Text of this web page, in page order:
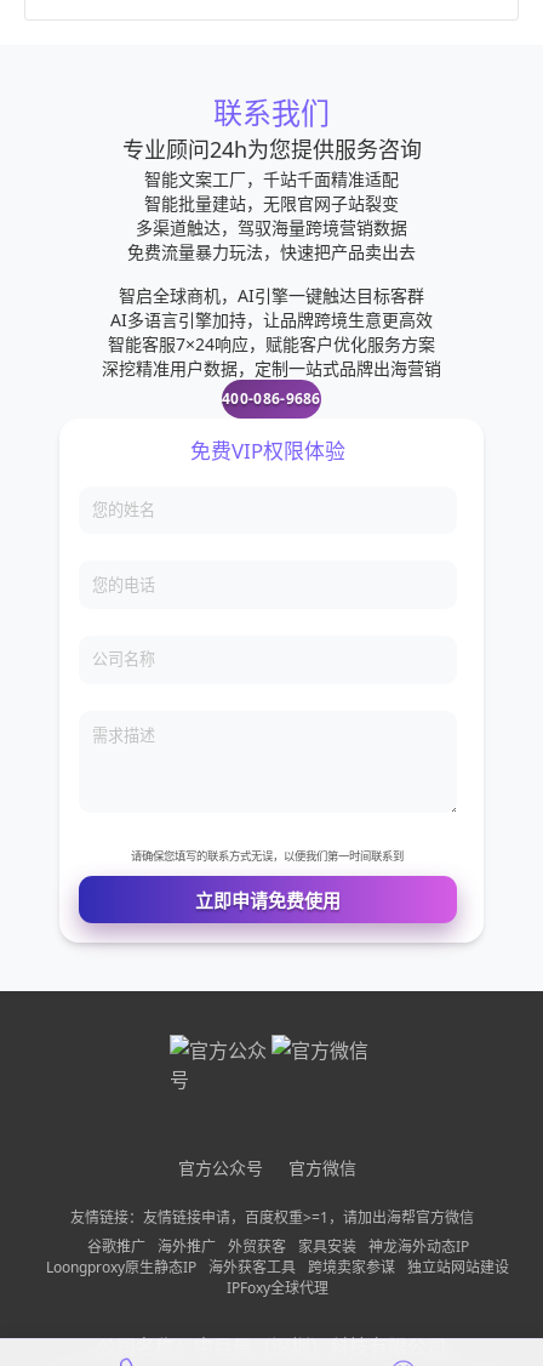
联系我们
专业顾问24h为您提供服务咨询
智能文案工厂，千站千面精准适配
智能批量建站，无限官网子站裂变
多渠道触达，驾驭海量跨境营销数据
免费流量暴力玩法，快速把产品卖出去
智启全球商机，AI引擎一键触达目标客群
AI多语言引擎加持，让品牌跨境生意更高效
智能客服7×24响应，赋能客户优化服务方案
深挖精准用户数据，定制一站式品牌出海营销
400-086-9686
免费VIP权限体验
您的姓名
官方公众号 官方微信
友情链接：友情链接申请，百度权重>=1，请加出海帮官方微信
谷歌推广
海外推广 外贸获客 家具安装
神龙海外动态IP
Loongproxy原生静态IP 海外获客工具 跨境卖家参谋 独立站网站建设
IPFoxy全球代理
公司名称：中巨量（深圳）科技有限公司